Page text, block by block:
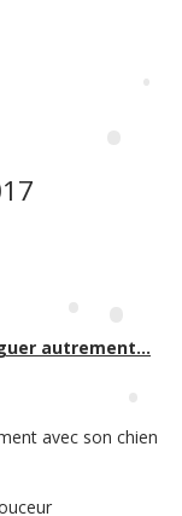
autrement...
avec son chien
•
•
•